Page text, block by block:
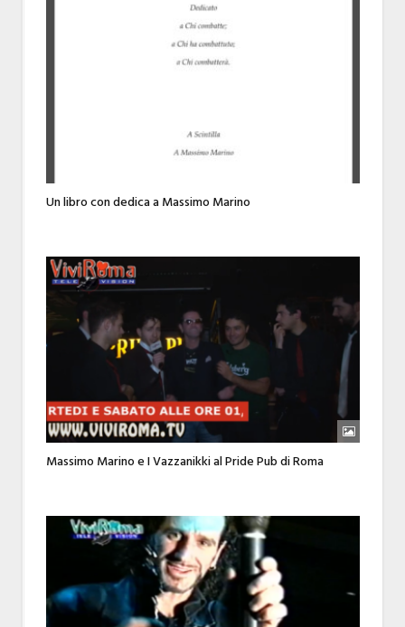
Un libro con dedica a Massimo Marino
Massimo Marino e I Vazzanikki al Pride Pub di Roma